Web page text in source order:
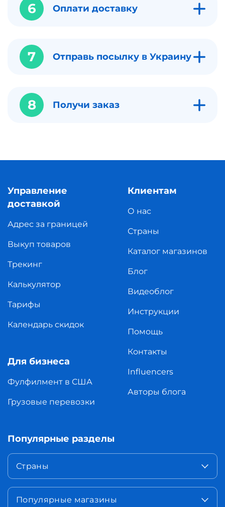
6 Оплати доставку
7 Отправь посылку в Украину
8 Получи заказ
Управление
доставкой
Адрес за границей
Выкуп товаров
Трекинг
Калькулятор
Тарифы
Календарь скидок
Для бизнеса
Фулфилмент в США
Грузовые перевозки
Клиентам
О нас
Страны
Каталог магазинов
Блог
Видеоблог
Инструкции
Помощь
Контакты
Influencers
Авторы блога
Популярные разделы
Страны
Популярные магазины